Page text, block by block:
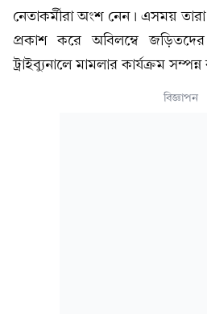
নেতাকর্মীরা অংশ নেন। এসময়
প্রকাশ করে অবিলম্বে
ট্রাইব্যুনালে মামলার কার্যক্রম
বিজ্ঞাপন